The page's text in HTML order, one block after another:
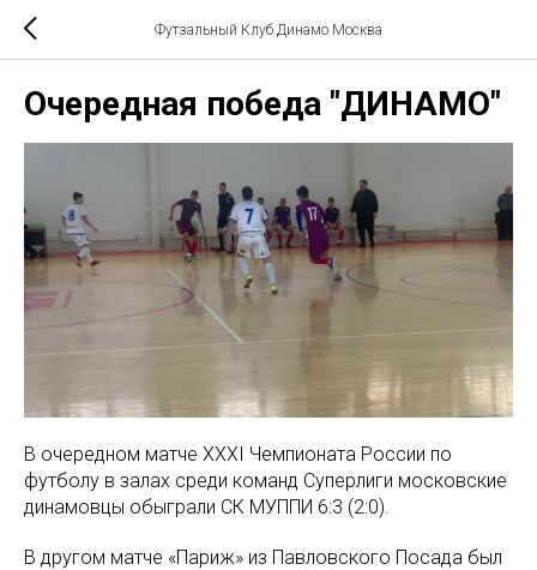
Футзальный Клуб Динамо Москва
Очередная победа "ДИНАМО"
В очередном матче XXXI Чемпионата России по
футболу в залах среди команд Суперлиги московские
динамовцы обыграли СК МУППИ 6:3 (2:0).
В другом матче «Париж» из Павловского Посада был